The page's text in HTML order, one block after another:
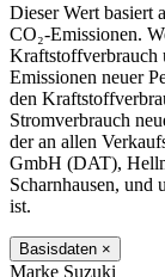
Dieser Wert basiert
CO₂-Emissionen.
Kraftstoffverbrauch
Emissionen neuer
den
Stromverbrauch
der an allen
GmbH (DAT),
Scharnhausen, und
ist.
Basisdaten ×
Marke Suzuki